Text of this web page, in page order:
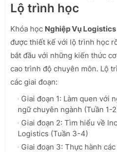
Lộ trình học
Khóa học Nghiệp Vụ
được thiết kế với lộ trình học
bắt đầu với những kiến thức
cao trình độ chuyên môn. Lộ
các giai đoạn:
Giai đoạn 1: Làm quen với
ngữ chuyên ngành (Tuần 1-
Giai đoạn 2: Tìm hiểu về
Logistics (Tuần 3-4)
Giai đoạn 3: Thực hành